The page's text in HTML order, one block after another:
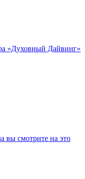
вы смотрите на это